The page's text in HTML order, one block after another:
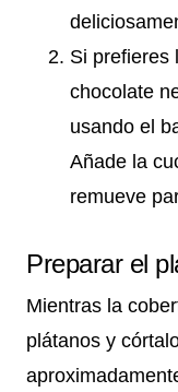
Si prefieres
chocolate
usando el
Añade la
remueve
Preparar el
Mientras la
plátanos y